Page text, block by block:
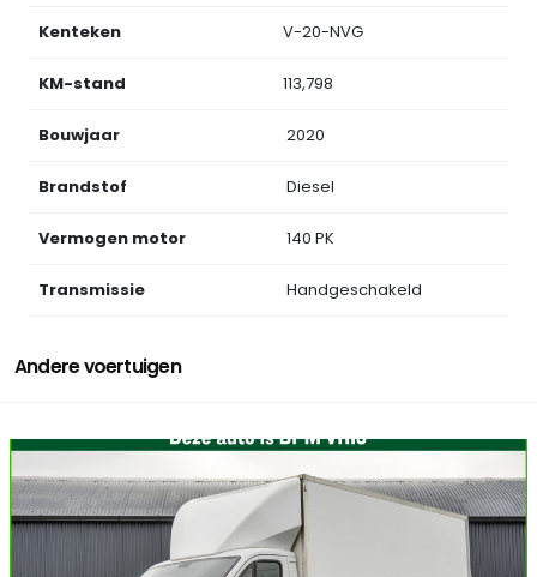
Kenteken V-20-NVG
KM-stand 113,798
Bouwjaar 2020
Brandstof Diesel
Vermogen motor 140 PK
Transmissie Handgeschakeld
Andere voertuigen